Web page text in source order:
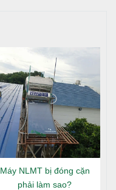
Máy NLMT bị đóng cặn
phải làm sao?